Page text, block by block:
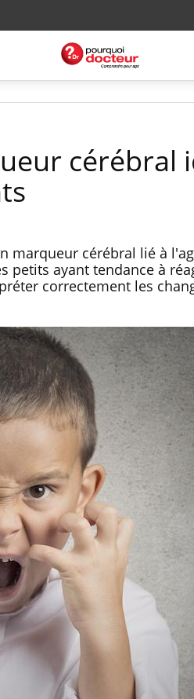
cérébral
marqueur cérébral lié à
petits ayant tendance à
correctement les
Grossesse et chaleur : ce
que dit la science
smartphone nuit-il à
l'apprentissage de la
?
Mordue par une tique en
elle reste dans
coma pendant 42 jours